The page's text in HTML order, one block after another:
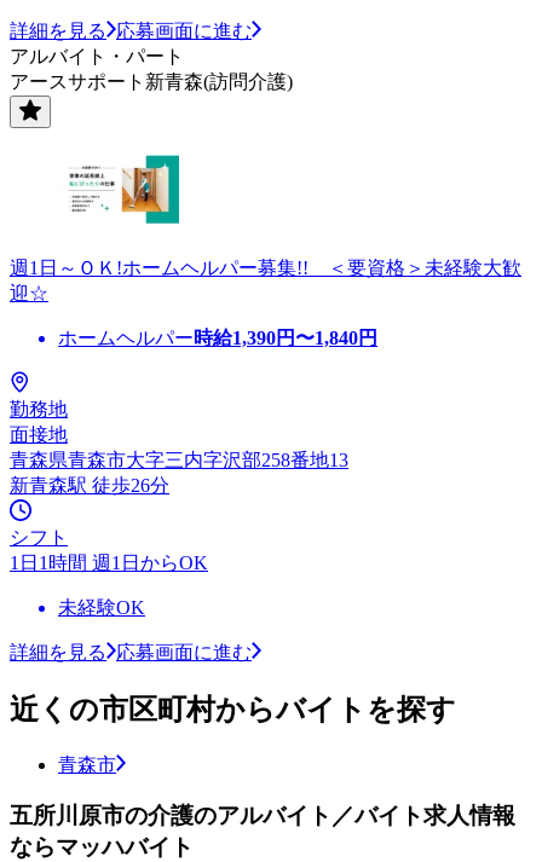
詳細を見る
応募画面に進む
アルバイト・パート
アースサポート新青森(訪問介護)
週1日～ＯＫ!ホームヘルパー募集!! ＜要資格＞未経験大歓
迎☆
ホームヘルパー時給1,390円〜1,840円
勤務地
面接地
青森県青森市大字三内字沢部258番地13
新青森駅 徒歩26分
シフト
1日1時間 週1日からOK
未経験OK
詳細を見る 応募画面に進む
近くの市区町村からバイトを探す
青森市
五所川原市の介護のアルバイト／バイト求人情報
ならマッハバイト